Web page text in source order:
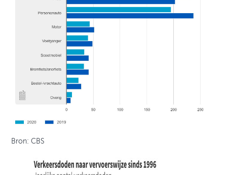
Bron: CBS